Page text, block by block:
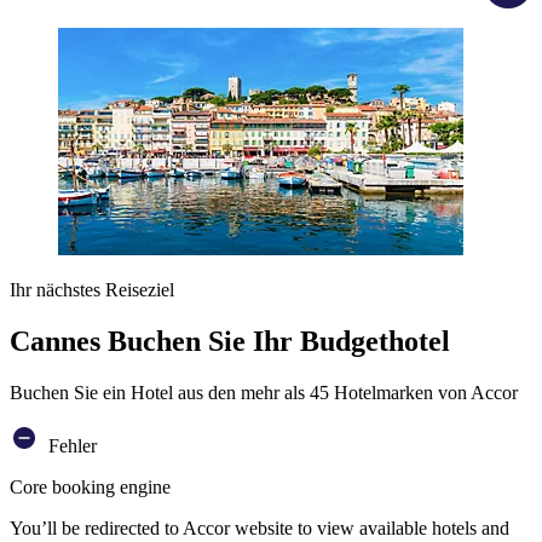
Ihr nächstes Reiseziel
Cannes Buchen Sie Ihr Budgethotel
Buchen Sie ein Hotel aus den mehr als 45 Hotelmarken von Accor
Fehler
Core booking engine
You’ll be redirected to Accor website to view available hotels and